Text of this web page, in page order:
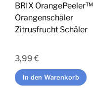
BRIX OrangePeeler™
Orangenschäler
Zitrusfrucht Schäler
3,99€
In den Warenkorb